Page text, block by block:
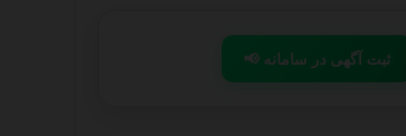
📢 ثبت آگهی در سامانه